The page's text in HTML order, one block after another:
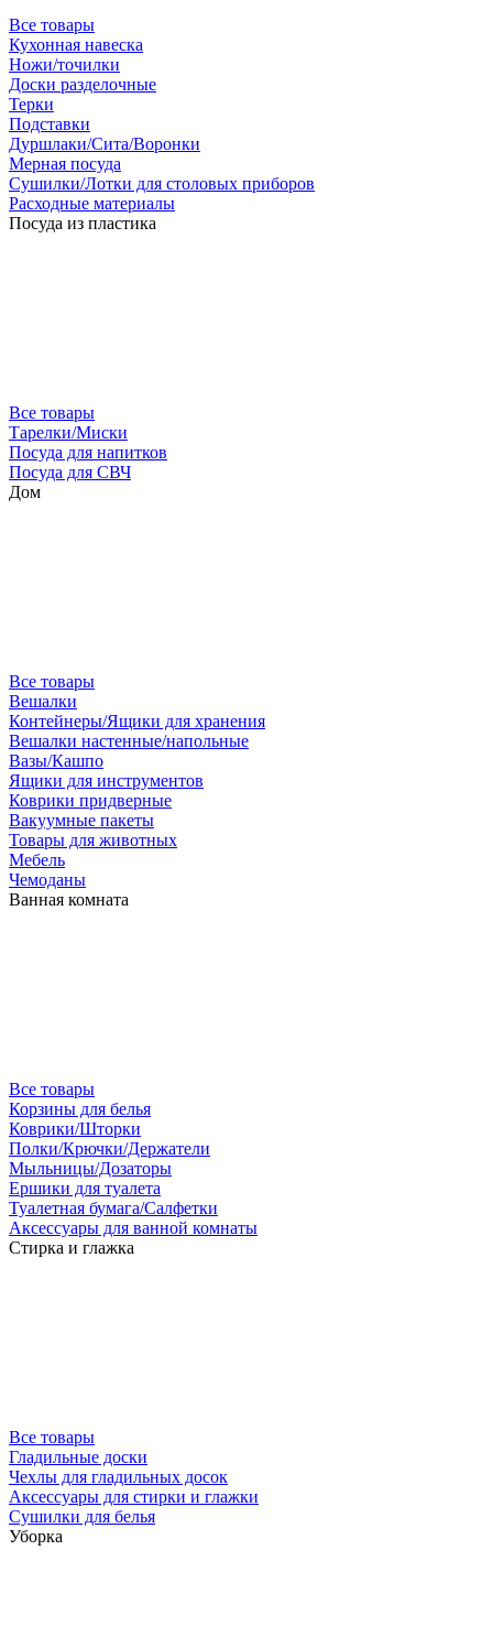
Все товары
Кухонная навеска
Ножи/точилки
Доски разделочные
Терки
Подставки
Дуршлаки/Сита/Воронки
Мерная посуда
Сушилки/Лотки для столовых приборов
Расходные материалы
Посуда из пластика
Все товары
Тарелки/Миски
Посуда для напитков
Посуда для СВЧ
Дом
Все товары
Вешалки
Контейнеры/Ящики для хранения
Вешалки настенные/напольные
Вазы/Кашпо
Ящики для инструментов
Коврики придверные
Вакуумные пакеты
Товары для животных
Мебель
Чемоданы
Ванная комната
Все товары
Корзины для белья
Коврики/Шторки
Полки/Крючки/Держатели
Мыльницы/Дозаторы
Ершики для туалета
Туалетная бумага/Салфетки
Аксессуары для ванной комнаты
Стирка и глажка
Все товары
Гладильные доски
Чехлы для гладильных досок
Аксессуары для стирки и глажки
Сушилки для белья
Уборка